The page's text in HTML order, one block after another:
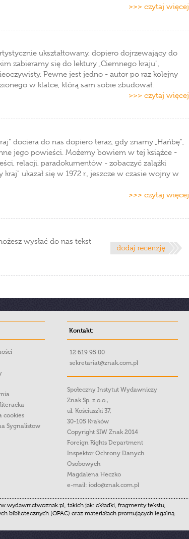
>>> czytaj więcej
ukształtowany, dopiero dojrzewający do
zabieramy się do lektury „Ciemnego kraju",
Pewne jest jedno - autor po raz kolejny
w klatce, którą sam sobie zbudował.
>>> czytaj więcej
dociera do nas dopiero teraz, gdy znamy „Hańbę",
jego powieści. Możemy bowiem w tej książce -
relacji, paradokumentów - zobaczyć zalążki
ukazał się w 1972 r., jeszcze w czasie wojny w
>>> czytaj więcej
wysłać do nas tekst
cookies
Sygnalistow
Kontakt:
12 619 95 00
sekretariat@znak.com.pl
Społeczny Instytut Wydawniczy
Znak Sp. z o.o.,
ul. Kościuszki 37,
30-105 Kraków
Copyright SIW Znak 2014
Foreign Rights Department
Inspektor Ochrony Danych
Osobowych
Magdalena Heczko
e-mail: iodo@znak.com.pl
takich jak: okładki, fragmenty tekstu,
bibliotecznych (OPAC) oraz materiałach promujących legalną